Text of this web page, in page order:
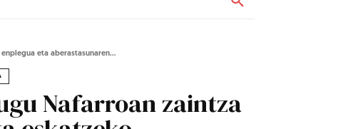
eta aberastasunaren...
Nafarroan zaintza